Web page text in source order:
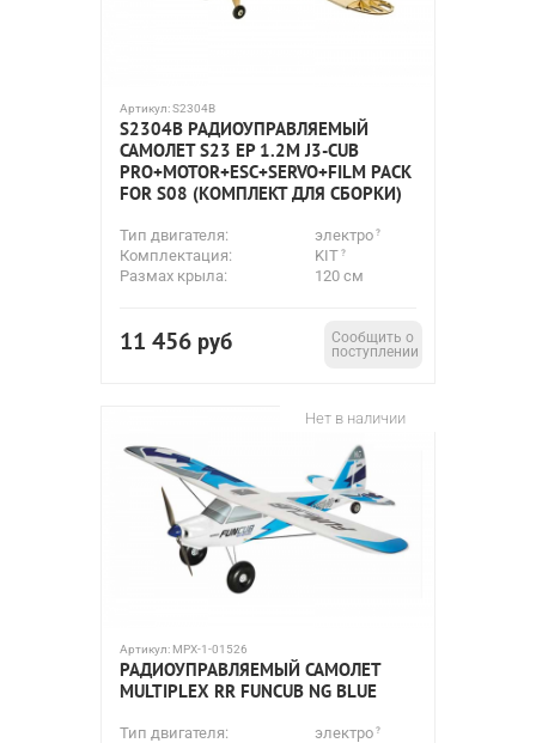
Артикул:S2304B
S2304B РАДИОУПРАВЛЯЕМЫЙ
САМОЛЕТ S23 EP 1.2M J3-CUB
PRO+MOTOR+ESC+SERVO+FILM PACK
FOR S08 (КОМПЛЕКТ ДЛЯ СБОРКИ)
Тип двигателя:
электро
Комплектация:
KIT
Размах крыла:
120 см
11 456 руб
Сообщить о
поступлении
Нет в наличии
Артикул: MPX-1-01526
РАДИОУПРАВЛЯЕМЫЙ САМОЛЕТ
MULTIPLEX RR FUNCUB NG BLUE
Тип двигателя:
электро